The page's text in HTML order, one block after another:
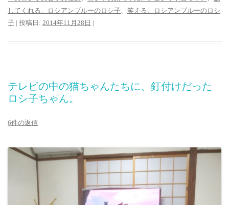
してくれる、ロシアンブルーのロシ子、 笑える、ロシアンブルーのロシ
子 | 投稿日: 2014年11月28日 |
テレビの中の猫ちゃんたちに、釘付けだった
ロシ子ちゃん。
6件の返信